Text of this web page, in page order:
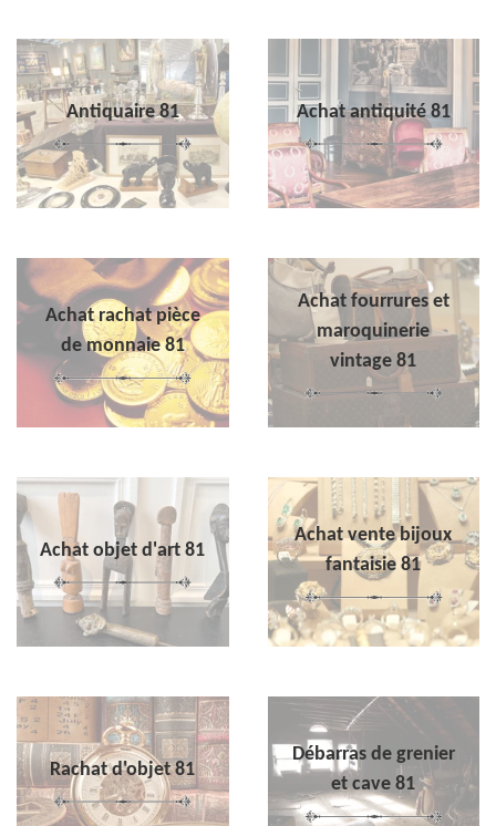
Antiquaire 81 Achat antiquité 81
Achat rachat pièce
de monnaie 81
Achat fourrures et
maroquinerie
vintage 81
Achat objet d'art 81
Achat vente bijoux
fantaisie 81
Rachat d'objet 81
Débarras de grenier
et cave 81